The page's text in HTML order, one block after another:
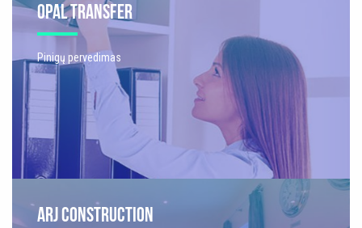
OPAL TRANSFER
Pinigų pervedimas
ARJ CONSTRUCTION